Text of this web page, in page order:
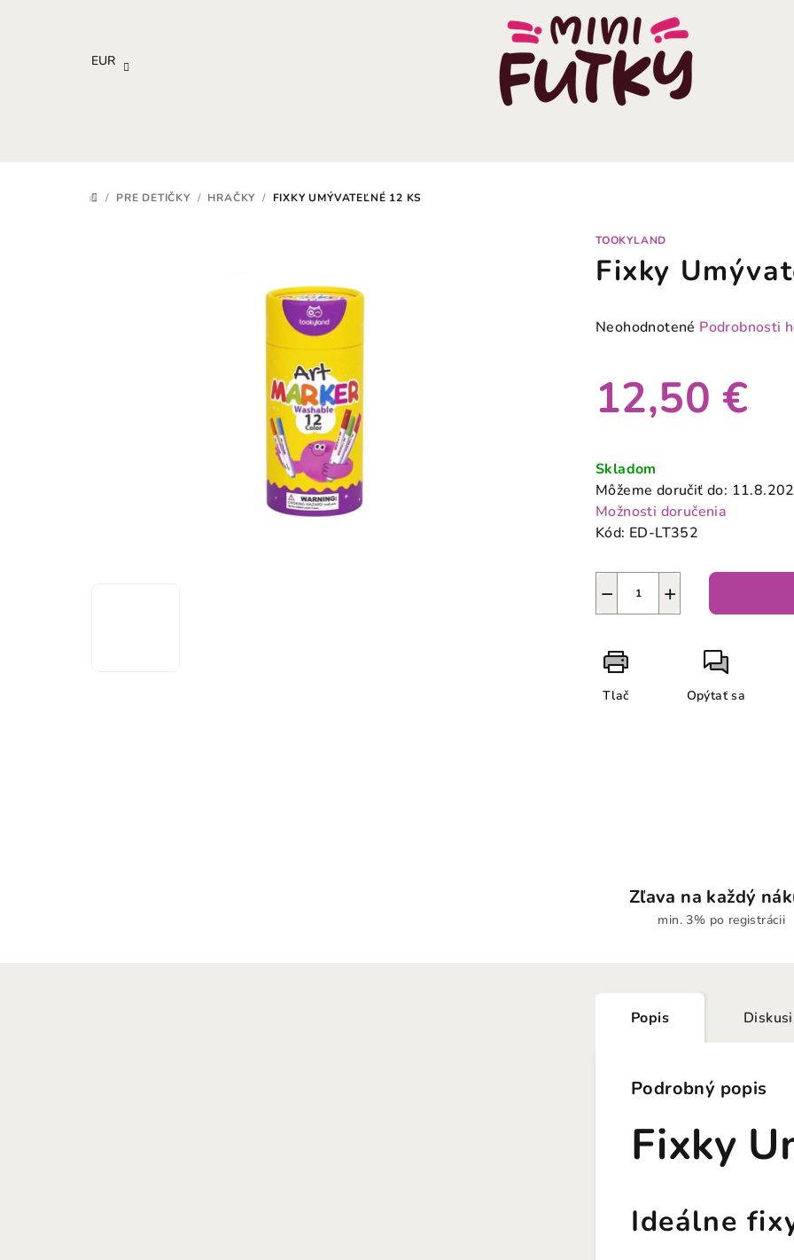
EUR
DOMOV
/ PRE DETIČKY / HRAČKY / FIXKY UMÝVATEĽNÉ 12 KS
TOOKYLAND
Fixky
Priemerné
je
0,0
hviezdičiek.
Neohodnotené Podrobnosti
12,50 €
cena:
Skladom
Môžeme doručiť do:
Možnosti doručenia
Kód: ED-LT352
+
−
Tlač Opýtať sa
Zľava na každý
min. 3% po registrácii
Popis
Podrobný popis
Fixky
Ideálne